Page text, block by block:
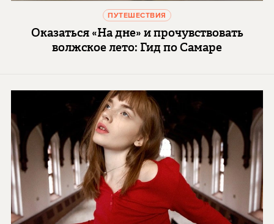
ПУТЕШЕСТВИЯ
Оказаться «На дне» и прочувствовать
волжское лето: Гид по Самаре